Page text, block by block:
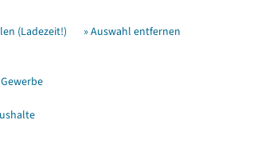
(Ladezeit!) » Auswahl entfernen